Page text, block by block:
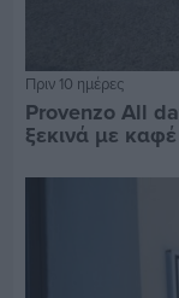
Πριν 10 ημέρες
Provenzo All
ξεκινά με